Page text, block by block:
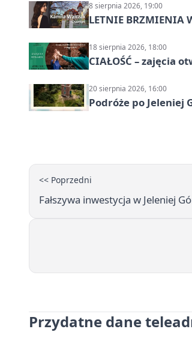
8 sierpnia 2026, 19:00
LETNIE BRZMIENIA
18 sierpnia 2026, 18:00
CIAŁOŚĆ – zajęcia
20 sierpnia 2026, 16:00
Podróże po Jeleniej
<< Poprzedni
Fałszywa inwestycja w Jeleniej
Przydatne dane